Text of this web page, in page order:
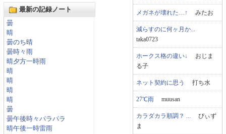
最新の記録ノート
曇
晴
曇のち晴
曇時々雨
晴夕方一時雨
晴
晴
晴
晴
曇
曇午後時々パラパラ
晴午後一時雷雨
メガネが壊れた…↑ みたお
減らすのに何ヶ月か...
taka0723
ホークス格の違い↓ おじま
る子
ネット契約に思う 打ち水
27℃雨 muusan
カラダカラ順調？ ...
ぴぃず
ま